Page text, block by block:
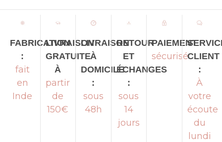
FABRICATION
:
fait
en
Inde
LIVRAISON
GRATUITE
À
partir
de
150€
LIVRAISON
À
DOMICILE
:
sous
48h
RETOUR
ET
ÉCHANGES
:
sous
14
jours
PAIEMENT
sécuriséCLIENT
:
À
votre
écoute
du
lundi